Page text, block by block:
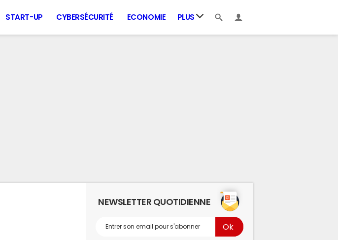
START-UP CYBERSÉCURITÉ ECONOMIE PLUS
NEWSLETTER QUOTIDIENNE